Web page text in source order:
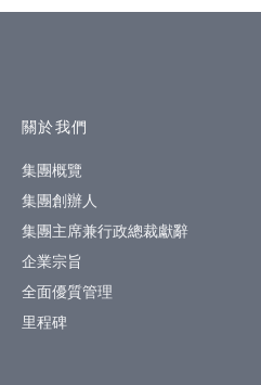
網站指南
關於我們
集團概覽
集團創辦人
集團主席兼行政總裁獻辭
企業宗旨
全面優質管理
里程碑